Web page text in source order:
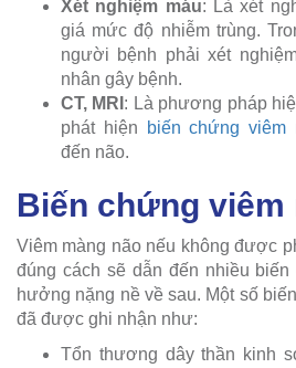
Xét nghiệm máu: Là xét
giá mức độ nhiễm trùng.
người bệnh phải xét
nhân gây bệnh.
CT, MRI : Là phương pháp
phát hiện
biến chứng viêm
đến não.
Biến chứng viêm
Viêm màng não nếu không được
đúng cách sẽ dẫn đến nhiều
hưởng nặng nề về sau. Một số
đã được ghi nhận như:
Tổn thương dây thần kinh